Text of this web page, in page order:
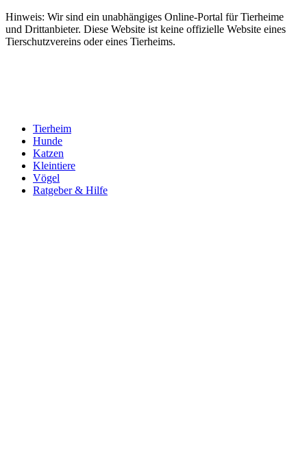
Hinweis: Wir sind ein unabhängiges Online-Portal für Tierheime
und Drittanbieter. Diese Website ist keine offizielle Website eines
Tierschutzvereins oder eines Tierheims.
Tierheim
Hunde
Katzen
Kleintiere
Vögel
Ratgeber & Hilfe